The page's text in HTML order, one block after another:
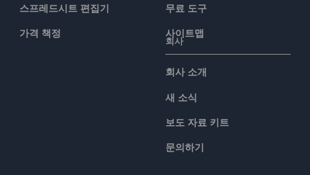
스프레드시트 편집기
가격 책정
무료 도구
사이트맵
회사
회사 소개
새 소식
보도 자료 키트
문의하기